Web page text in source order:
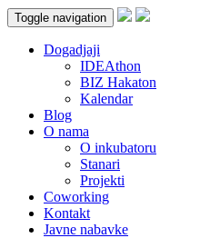
Toggle navigation
Dogadjaji
IDEAthon
BIZ Hakaton
Kalendar
Blog
O nama
O inkubatoru
Stanari
Projekti
Coworking
Kontakt
Javne nabavke